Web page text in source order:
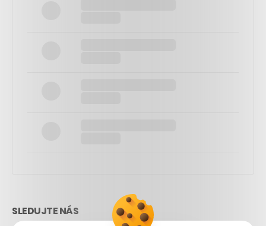
SLEDUJTE NÁS